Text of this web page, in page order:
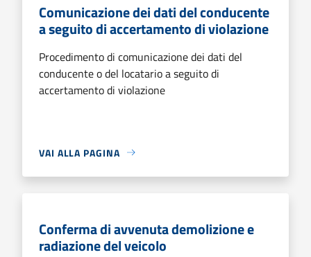
Comunicazione dei dati del conducente
a seguito di accertamento di violazione
Procedimento di comunicazione dei dati del
conducente o del locatario a seguito di
accertamento di violazione
VAI ALLA PAGINA
Conferma di avvenuta demolizione e
radiazione del veicolo